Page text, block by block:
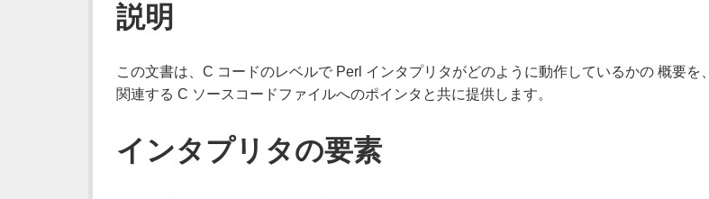
説明
この文書は、C コードのレベルで Perl インタプリタがどのように動作しているかの 概要を、
関連する C ソースコードファイルへのポインタと共に提供します。
インタプリタの要素